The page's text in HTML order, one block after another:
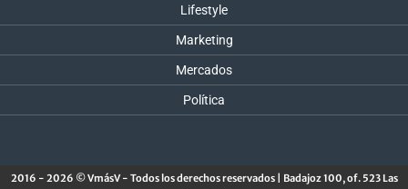
Lifestyle
Marketing
Mercados
Política
2016 - 2026 © VmásV - Todos los derechos reservados | Badajoz 100, of. 523 Las